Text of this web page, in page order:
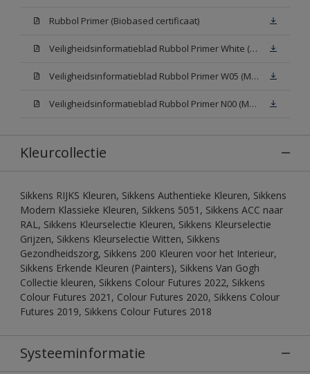
Rubbol Primer (Biobased certificaat)
Veiligheidsinformatieblad Rubbol Primer White (MSDS)
Veiligheidsinformatieblad Rubbol Primer W05 (MSDS)
Veiligheidsinformatieblad Rubbol Primer N00 (MSDS)
Kleurcollectie
Sikkens RIJKS Kleuren, Sikkens Authentieke Kleuren, Sikkens
Modern Klassieke Kleuren, Sikkens 5051, Sikkens ACC naar
RAL, Sikkens Kleurselectie Kleuren, Sikkens Kleurselectie
Grijzen, Sikkens Kleurselectie Witten, Sikkens
Gezondheidszorg, Sikkens 200 Kleuren voor het Interieur,
Sikkens Erkende Kleuren (Painters), Sikkens Van Gogh
Collectie kleuren, Sikkens Colour Futures 2022, Sikkens
Colour Futures 2021, Colour Futures 2020, Sikkens Colour
Futures 2019, Sikkens Colour Futures 2018
Systeeminformatie